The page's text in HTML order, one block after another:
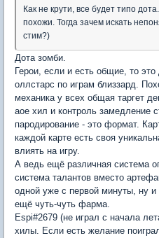
Как не крути, все будет типо
похожи. Тогда зачем искать
стим?)
Дота зомби.
Герои, если и есть общие, то
оллстарс по играм близзард.
механика у всех общая таргет
аое хил и контроль замедление
пародирование - это формат.
каждой карте есть своя
влиять на игру.
А ведь ещё различная система
система талантов вместо
одной уже с первой минуты, ну
ещё чуть-чуть фарма.
Espi#2679 (не играл с начала
хилы. Если есть желание